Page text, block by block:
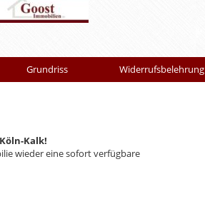
Grundriss Widerrufsbelehrung
Kalk!
wieder eine sofort verfügbare